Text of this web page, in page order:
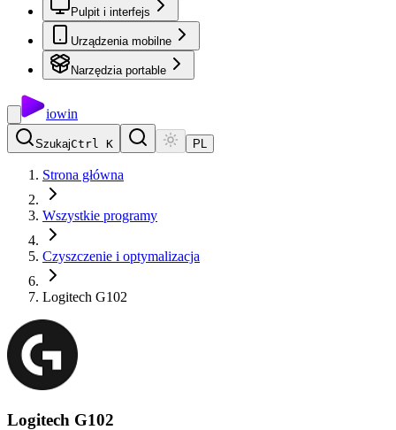
Pulpit i interfejs
Urządzenia mobilne
Narzędzia portable
iowin
SzukajCtrl K PL
Strona główna
Wszystkie programy
Czyszczenie i optymalizacja
Logitech G102
Logitech G102